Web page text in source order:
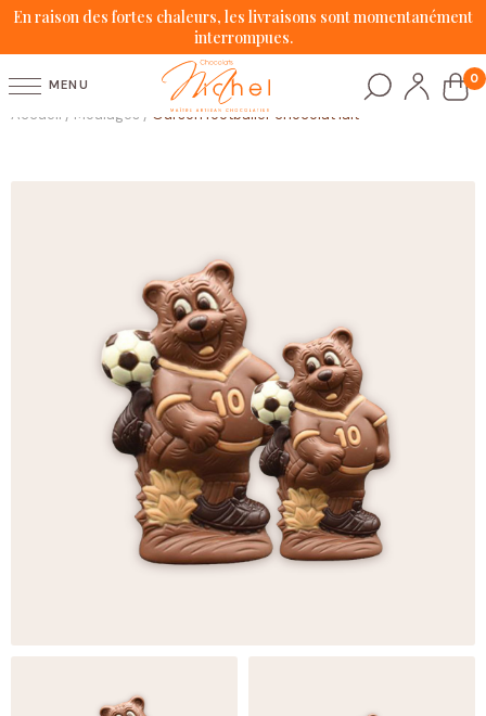
En raison des fortes chaleurs, les livraisons sont momentanément
interrompues.
MENU 0
Accueil / Moulages / Ourson footballer chocolat lait